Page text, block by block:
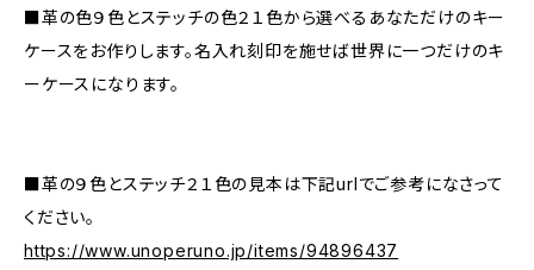
■革の色９色とステッチの色２１色から選べるあなただけのキー
ケースをお作りします。名入れ刻印を施せば世界に一つだけのキ
ーケースになります。
■革の９色とステッチ２１色の見本は下記urlでご参考になさって
ください。
https://www.unoperuno.jp/items/94896437